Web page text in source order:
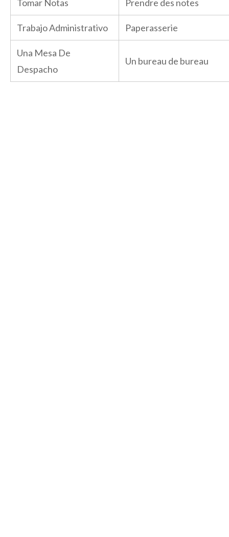
Tomar Notas Prendre des notes
Trabajo Administrativo Paperasserie
Una Mesa De
Despacho
Un bureau de bureau